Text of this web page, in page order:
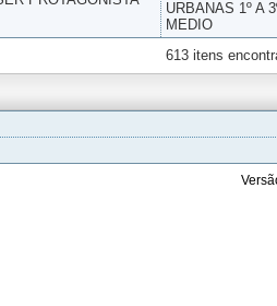
URBANAS 1º A
MEDIO
613 itens